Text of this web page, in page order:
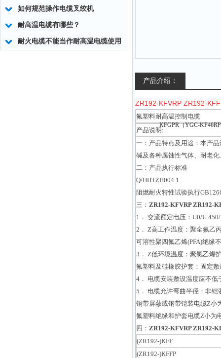
如何规范操作电缆叉绞机
耐高温电缆有哪些？
耐火电缆不能当作耐高温电缆使用
产品介绍：
ZR192-KFVRP ZR192-
氟塑料耐高温控制电缆
产品说明:
一：产品特点及用途：本产
碱及各种腐蚀性气体、耐老
二：产品执行标准
Q/HHTZH004.1
阻燃耐火特性试验执行
三： ZR192-KFVRP ZR192-
1． 交流额定电压：U0/U
2． Z高工作温度：聚全氟乙
可溶性聚四氟乙烯(PFA)绝缘
3． Z低环境温度：聚氯乙烯
氟塑料及硅橡胶护套：固定
4． 电缆安装敷设温度应不
5． 电缆允许弯曲半径：非
铜带屏蔽或钢带铠装电缆Z小
氟塑料绝缘和护套电缆Z小为
四： ZR192-KFVRP ZR192-
(ZR192-)KFF
(ZR192-)KFFP